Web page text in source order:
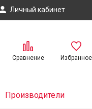
Личный кабинет
Сравнение Избранное
Производители